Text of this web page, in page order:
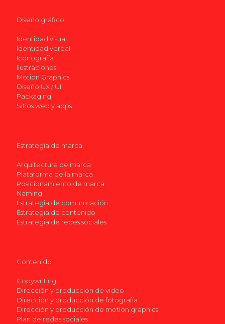
Diseño gráfico
Identidad visual
Identidad verbal
Iconografía
Ilustraciones
Motion Graphics
Diseño UX / UI
Packaging
Sitios web y apps
Estrategia de marca
Arquitectura de marca
Plataforma de la marca
Posicionamiento de marca
Naming
Estrategia de comunicación
Estrategia de contenido
Estrategia de redes sociales
Contenido
Copywriting
Dirección y producción de video
Dirección y producción de fotografía
Dirección y producción de motion graphics
Plan de redes sociales